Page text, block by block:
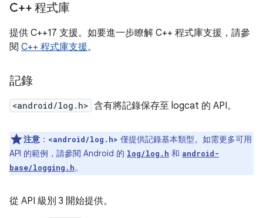
C++ 程式庫
提供 C++17 支援。如要進一步瞭解 C++ 程式庫支援，請參
閱 C++ 程式庫支援。
記錄
<android/log.h> 含有將記錄保存至 logcat 的 API。
注意 ： <android/log.h> 僅提供記錄基本類型。如需更多可用
API 的範例，請參閱 Android 的 log/log.h 和 android-
base/logging.h。
從 API 級別 3 開始提供。